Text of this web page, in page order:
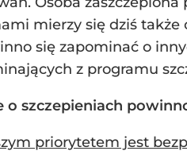
mierzy się dziś
się zapominać o
z programu
o szczepieniach
priorytetem jest